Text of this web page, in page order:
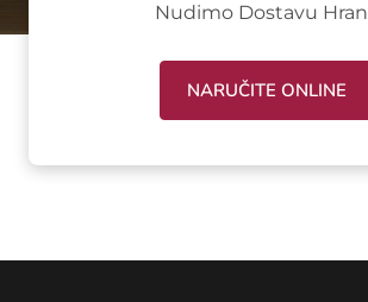
Nudimo Dostavu
NARUČITE ONLINE